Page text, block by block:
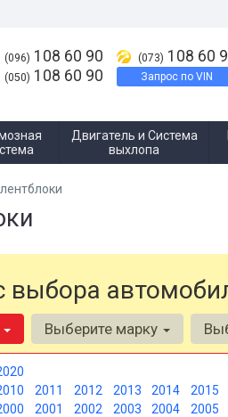
(096) 108 60 90
(050) 108 60 90
(073) 108 60
Запрос по VIN
Двигатель и Система
выхлопа
выбора
2011 2012 2013 2014 2015
2001 2002 2003 2004 2005
Выберите марку